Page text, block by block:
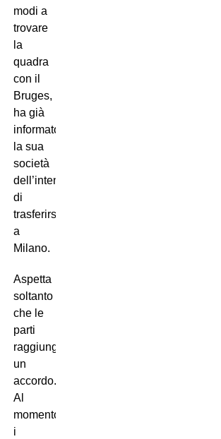
modi a
trovare
la
quadra
con il
Bruges,
ha già
informato
la sua
società
dell’intenzione
di
trasferirsi
a
Milano.
Aspetta
soltanto
che le
parti
raggiungano
un
accordo.
Al
momento
i